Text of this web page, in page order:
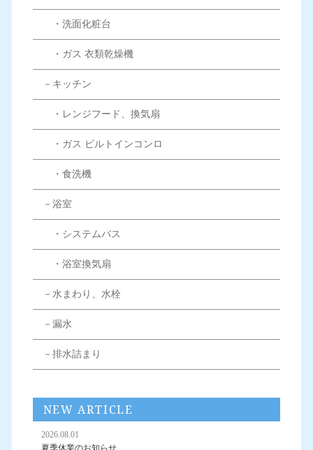
・洗面化粧台
・ガス 衣類乾燥機
－キッチン
・レンジフード、換気扇
・ガス ビルトインコンロ
・食洗機
－浴室
・システムバス
・浴室換気扇
－水まわり、水栓
－漏水
－排水詰まり
NEW ARTICLE
2026.08.01
夏季休業のお知らせ